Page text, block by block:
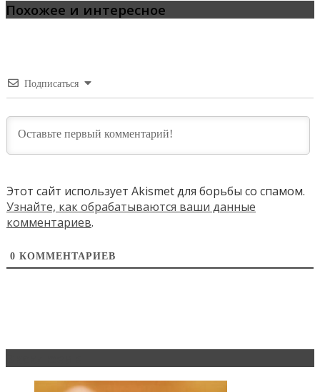
Похожее и интересное
Подписаться
Этот сайт использует Akismet для борьбы со спамом.
Узнайте, как обрабатываются ваши данные
комментариев.
0 КОММЕНТАРИЕВ